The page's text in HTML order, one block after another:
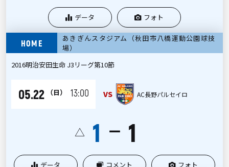
データ フォト
HOME
あきぎんスタジアム（秋田市八橋運動公園球技
場）
2016明治安田生命 J3リーグ第10節
05.22 （日） 13:00 VS AC長野パルセイロ
△ 1 ー 1
データ コメント フォト